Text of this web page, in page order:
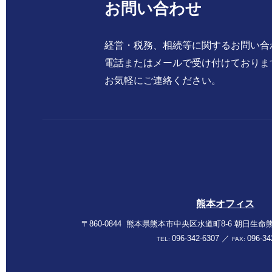
お問い合わせ
経営・税務、相続等に関するお問い
電話またはメールで受け付けておりま
お気軽にご連絡ください。
熊本オフィス
〒860-0844 熊本県熊本市中央区水道町8-6 朝日生命
TEL: 096-342-6307／ FAX: 096-